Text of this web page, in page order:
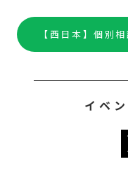
【西日本】個別
イベ